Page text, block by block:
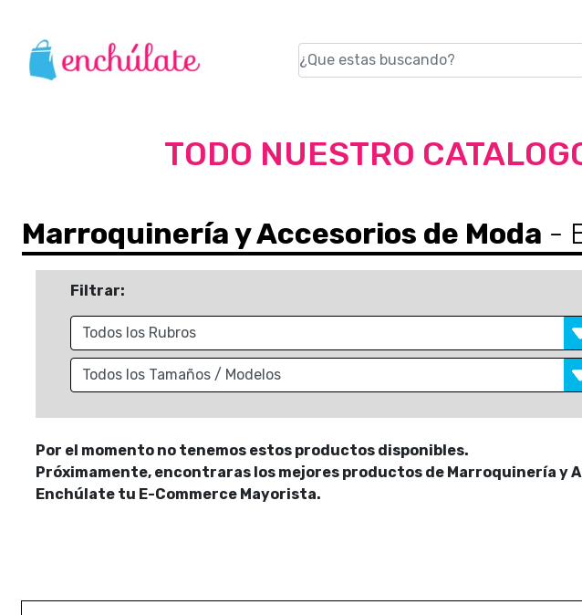
TODO NUESTRO
Marroquinería y Accesorios de Moda -
Filtrar:
Por el momento no tenemos estos productos disponibles.
Próximamente, encontraras los mejores productos de Marroquinería y
Enchúlate tu E-Commerce Mayorista.